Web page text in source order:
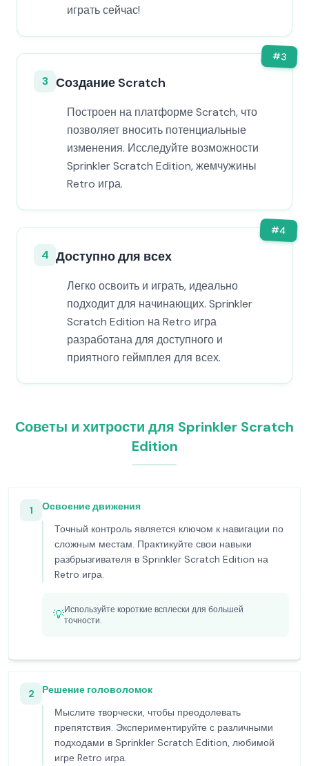
играть сейчас!
#3
3 Создание Scratch
Построен на платформе Scratch, что
позволяет вносить потенциальные
изменения. Исследуйте возможности
Sprinkler Scratch Edition, жемчужины
Retro игра.
#4
4 Доступно для всех
Легко освоить и играть, идеально
подходит для начинающих. Sprinkler
Scratch Edition на Retro игра
разработана для доступного и
приятного геймплея для всех.
Советы и хитрости для Sprinkler Scratch
Edition
1
Освоение движения
Точный контроль является ключом к навигации по
сложным местам. Практикуйте свои навыки
разбрызгивателя в Sprinkler Scratch Edition на
Retro игра.
💡Используйте короткие всплески для большей
точности.
2
Решение головоломок
Мыслите творчески, чтобы преодолевать
препятствия. Экспериментируйте с различными
подходами в Sprinkler Scratch Edition, любимой
игре Retro игра.